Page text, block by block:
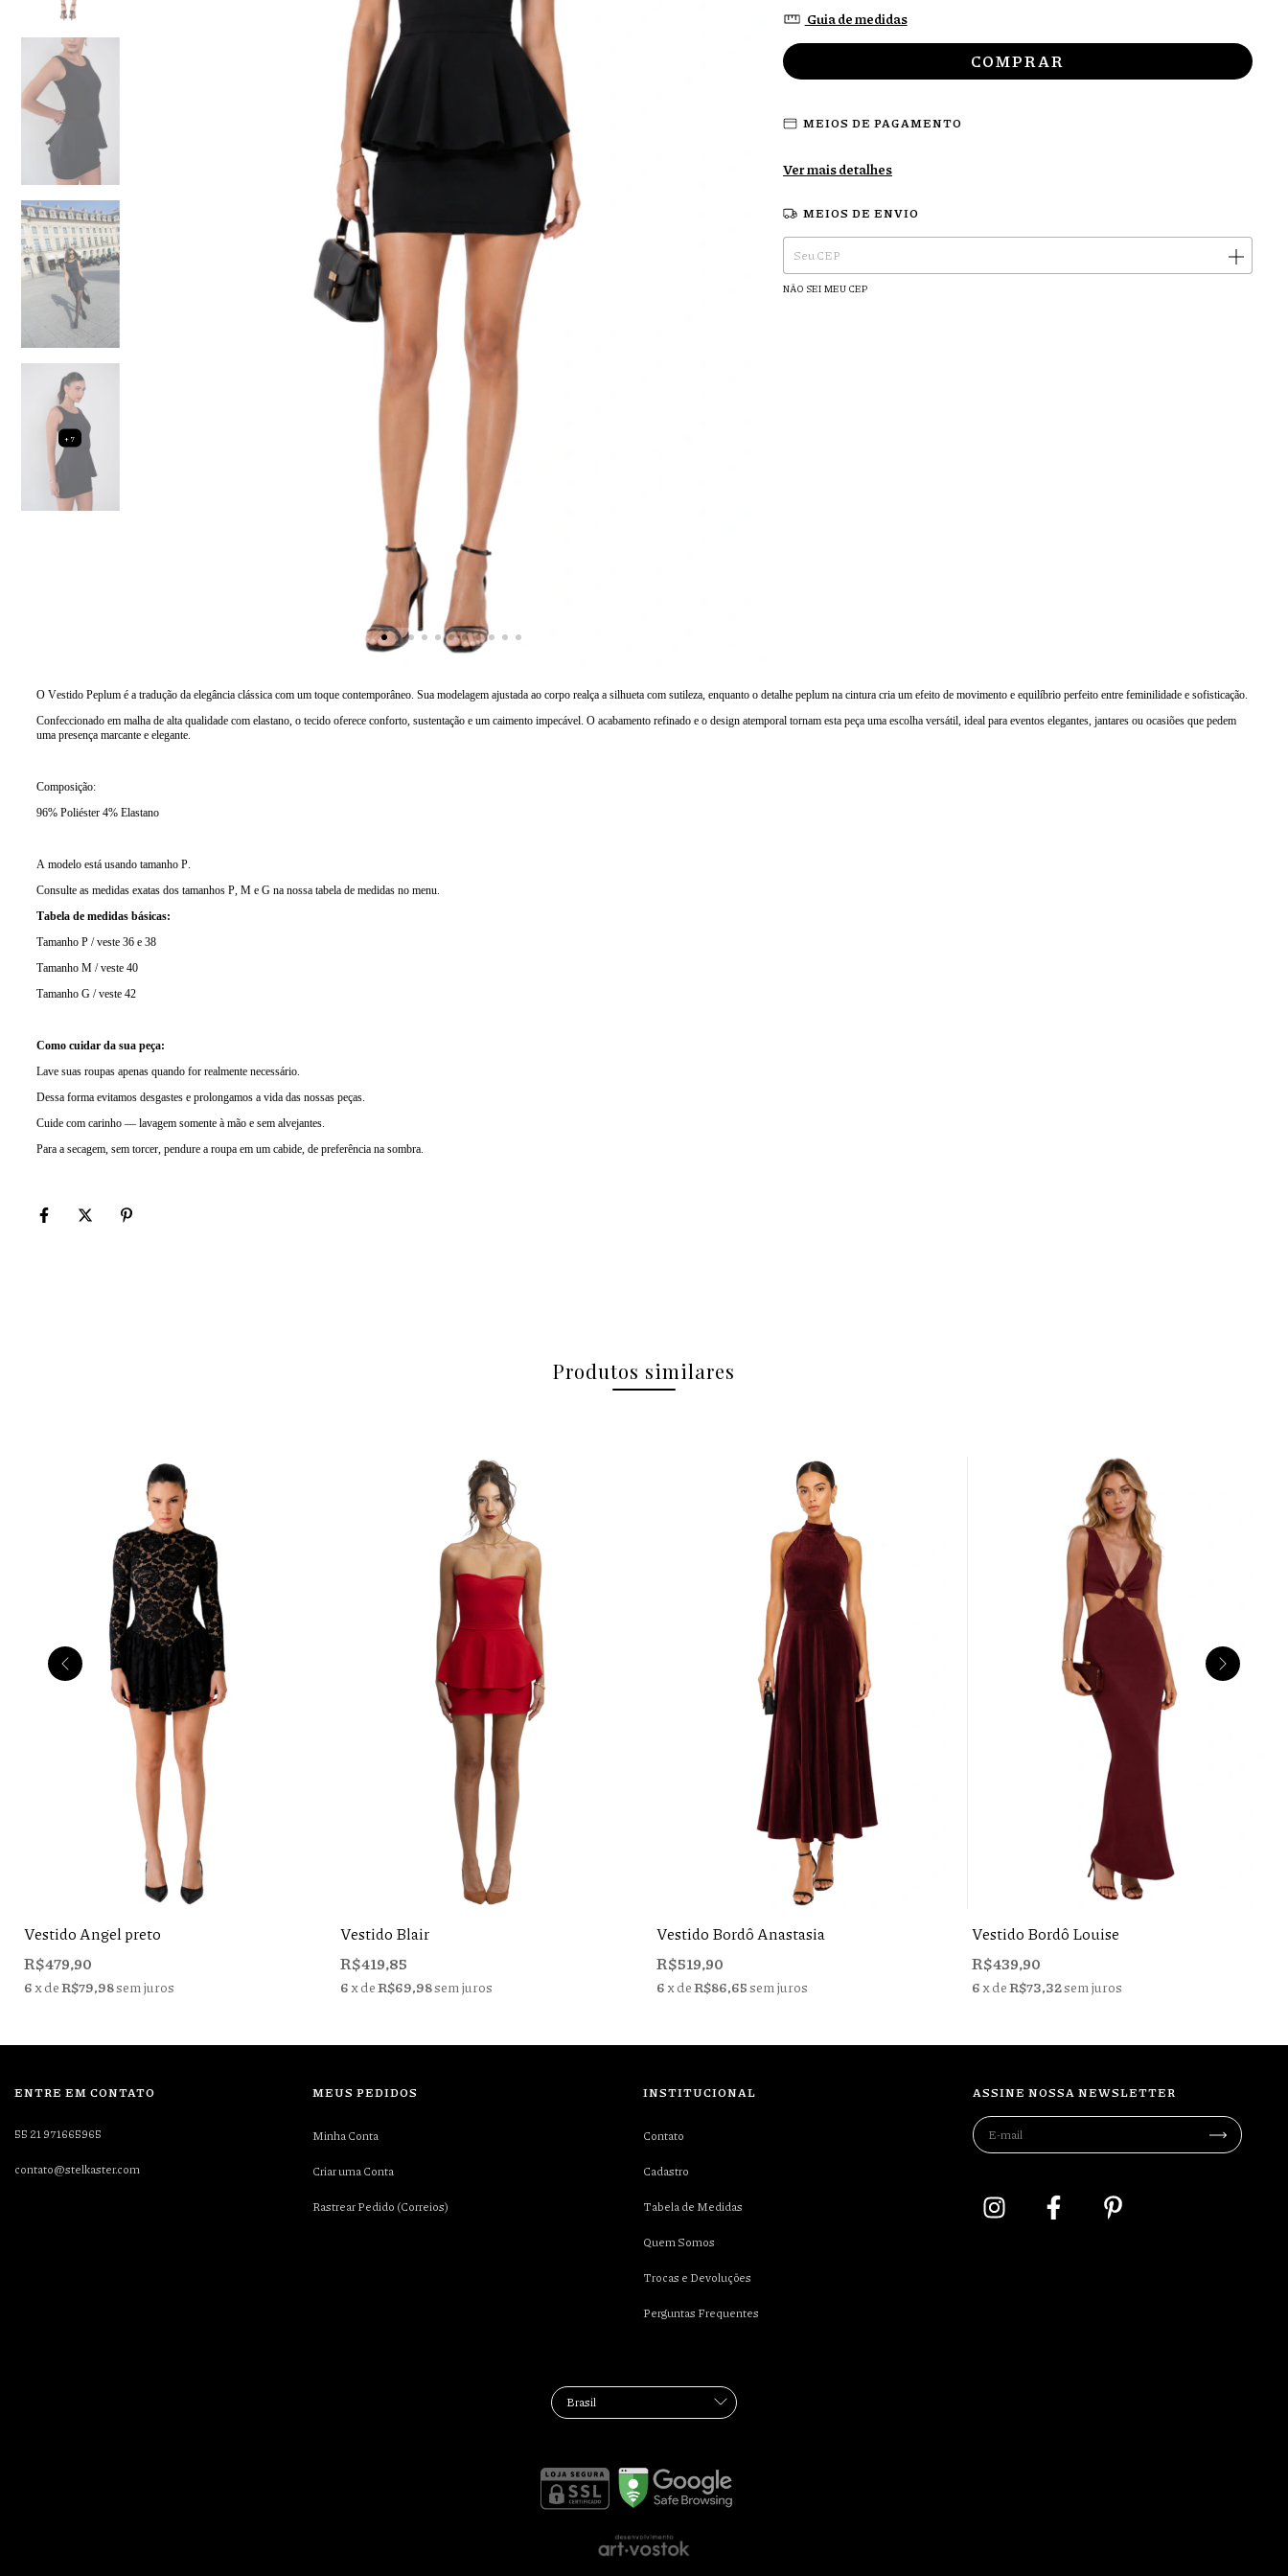
+7
Guia de medidas
MEIOS DE PAGAMENTO
Ver mais detalhes
MEIOS DE ENVIO
Entregas para o CEP: ALTERAR CEP
NÃO SEI MEU CEP
O Vestido Peplum é a tradução da elegância clássica com um toque contemporâneo. Sua modelagem ajustada ao corpo realça a silhueta com sutileza, enquanto o detalhe peplum na cintura cria um efeito de movimento e equilíbrio perfeito entre feminilidade e sofisticação.
Confeccionado em malha de alta qualidade com elastano, o tecido oferece conforto, sustentação e um caimento impecável. O acabamento refinado e o design atemporal tornam esta peça uma escolha versátil, ideal para eventos elegantes, jantares ou ocasiões que pedem
uma presença marcante e elegante.
Composição:
96% Poliéster 4% Elastano
A modelo está usando tamanho P.
Consulte as medidas exatas dos tamanhos P, M e G na nossa tabela de medidas no menu.
Tabela de medidas básicas:
Tamanho P / veste 36 e 38
Tamanho M / veste 40
Tamanho G / veste 42
Como cuidar da sua peça:
Lave suas roupas apenas quando for realmente necessário.
Dessa forma evitamos desgastes e prolongamos a vida das nossas peças.
Cuide com carinho — lavagem somente à mão e sem alvejantes.
Para a secagem, sem torcer, pendure a roupa em um cabide, de preferência na sombra.
Produtos similares
Vestido Angel preto
R$479,90
6x deR$79,98sem juros
Vestido Blair
R$419,85
6x deR$69,98sem juros
Vestido Bordô Anastasia
R$519,90
6x deR$86,65sem juros
Vestido Bordô Louise
R$439,90
6x deR$73,32sem juros
ASSINE NOSSA NEWSLETTER
INSTITUCIONAL
Contato
Cadastro
Tabela de Medidas
Quem Somos
Trocas e Devoluções
Perguntas Frequentes
MEUS PEDIDOS
Minha Conta
Criar uma Conta
Rastrear Pedido (Correios)
ENTRE EM CONTATO
55 21 971665965
contato@stelkaster.com